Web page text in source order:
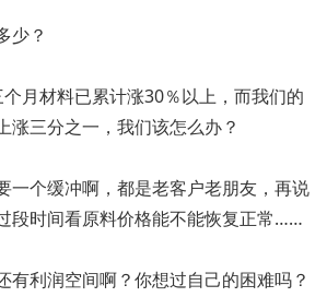
少？
月材料已累计涨30％以上，而我们的
涨三分之一，我们该怎么办？
一个缓冲啊，都是老客户老朋友，再说
段时间看原料价格能不能恢复正常……
有利润空间啊？你想过自己的困难吗？